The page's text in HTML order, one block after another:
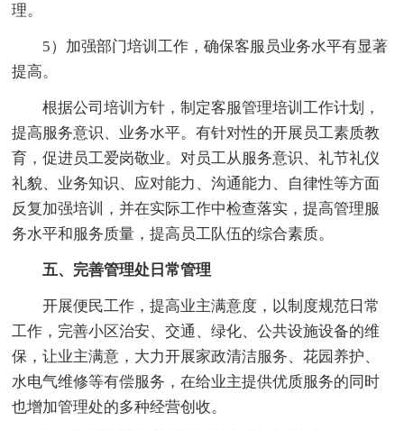
理。
5）加强部门培训工作，确保客服员业务水平有显著
提高。
根据公司培训方针，制定客服管理培训工作计划，
提高服务意识、业务水平。有针对性的开展员工素质教
育，促进员工爱岗敬业。对员工从服务意识、礼节礼仪
礼貌、业务知识、应对能力、沟通能力、自律性等方面
反复加强培训，并在实际工作中检查落实，提高管理服
务水平和服务质量，提高员工队伍的综合素质。
五、完善管理处日常管理
开展便民工作，提高业主满意度，以制度规范日常
工作，完善小区治安、交通、绿化、公共设施设备的维
保，让业主满意，大力开展家政清洁服务、花园养护、
水电气维修等有偿服务，在给业主提供优质服务的同时
也增加管理处的多种经营创收。